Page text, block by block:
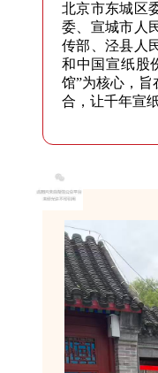
北京市东城区
委、宣城市人
传部、泾县人
和中国宣纸股
馆”为核心，
合，让千年宣